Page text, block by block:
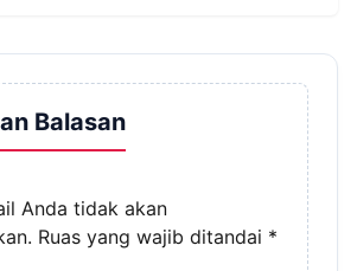
Balasan
Anda tidak akan
Ruas yang wajib ditandai *